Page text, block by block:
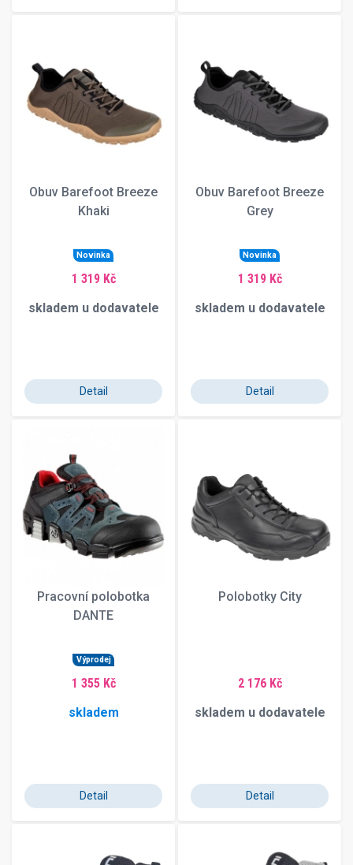
Obuv Barefoot Breeze
Khaki
Novinka
1 319 Kč
skladem u dodavatele
Detail
Obuv Barefoot Breeze
Grey
Novinka
1 319 Kč
skladem u dodavatele
Detail
Pracovní polobotka
DANTE
Výprodej
1 355 Kč
skladem
Detail
Polobotky City
2 176 Kč
skladem u dodavatele
Detail